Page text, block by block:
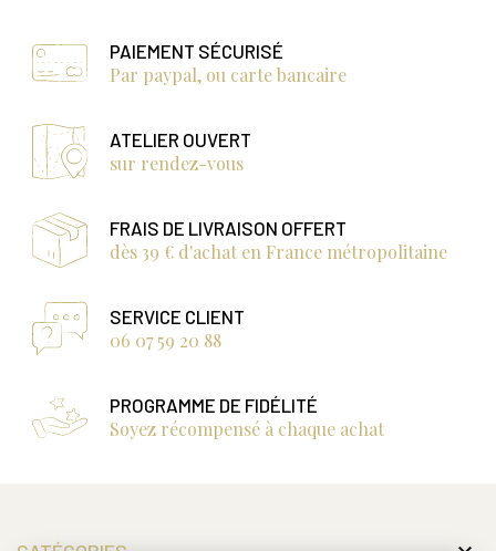
PAIEMENT SÉCURISÉ
Par paypal, ou carte bancaire
ATELIER OUVERT
sur rendez-vous
FRAIS DE LIVRAISON OFFERT
dès 39 € d'achat en France métropolitaine
SERVICE CLIENT
06 07 59 20 88
PROGRAMME DE FIDÉLITÉ
Soyez récompensé à chaque achat